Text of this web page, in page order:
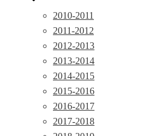
2010-2011
2011-2012
2012-2013
2013-2014
2014-2015
2015-2016
2016-2017
2017-2018